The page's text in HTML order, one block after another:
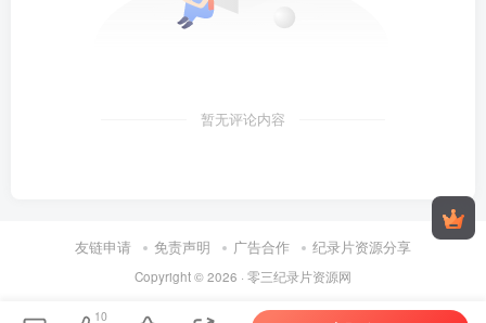
暂无评论内容
友链申请 免责声明 广告合作 纪录片资源分享
Copyright © 2026 · 零三纪录片资源网
10